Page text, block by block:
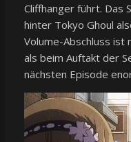
Cliffhanger führt. Das
hinter Tokyo Ghoul
Volume-Abschluss ist
als beim Auftakt der
nächsten Episode